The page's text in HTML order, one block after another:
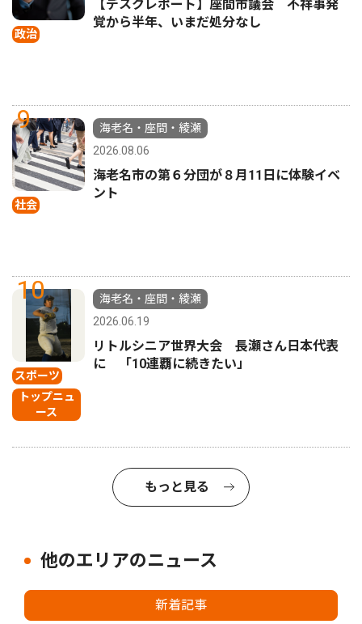
政治
【デスクレポート】座間市議会 不祥事発
覚から半年、いまだ処分なし
9
社会
海老名・座間・綾瀬
2026.08.06
海老名市の第６分団が８月11日に体験イベ
ント
10
スポーツ
トップニュ
ース
海老名・座間・綾瀬
2026.06.19
リトルシニア世界大会 長瀬さん日本代表
に 「10連覇に続きたい」
もっと見る
他のエリアのニュース
新着記事